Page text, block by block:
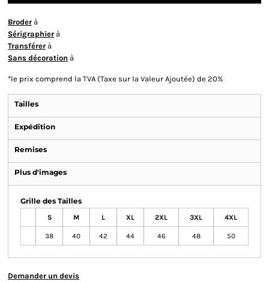
Broder à
Sérigraphier à
Transférer à
Sans décoration à
*le prix comprend la TVA (Taxe sur la Valeur Ajoutée) de 20%
Tailles
Expédition
Remises
Plus d'images
Grille des Tailles
S M L XL 2XL 3XL 4XL
38 40 42 44 46 48 50
Demander un devis